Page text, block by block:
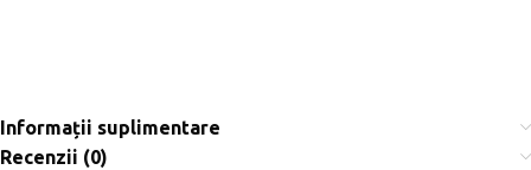
Informații suplimentare
Recenzii (0)